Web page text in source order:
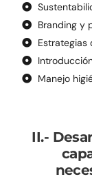
Branding y
Estrategias
Manejo
II.-